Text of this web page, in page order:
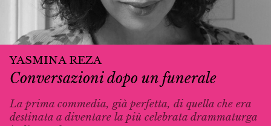
YASMINA REZA
Conversazioni dopo un funerale
La prima commedia, già perfetta, di quella che era
destinata a diventare la più celebrata drammaturga